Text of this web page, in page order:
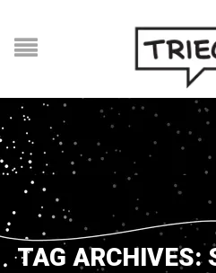
TAG ARCHIVES: